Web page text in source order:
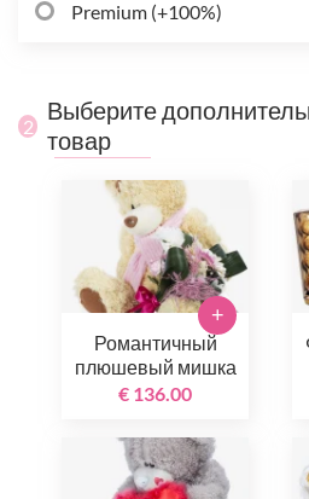
Premium (+100%)
2
Выберите
товар
Романтичный
плюшевый мишка
€ 136.00
+